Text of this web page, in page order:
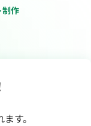
制作
す。